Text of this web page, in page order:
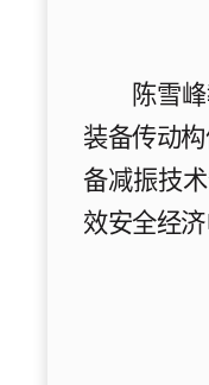
陈雪
装备传动
备减振技
效安全经